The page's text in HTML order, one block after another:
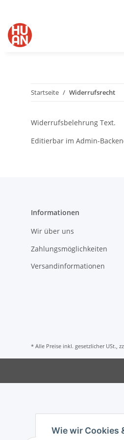
Startseite Widerrufsrecht
Widerrufsbelehrung Text.
Editierbar im Admin-
Informationen
Wir über uns
Zahlungsmöglichkeiten
Versandinformationen
* Alle Preise inkl. gesetzlicher USt.,
Wie wir Cookies